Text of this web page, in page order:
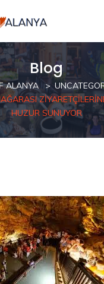
Blog
ALANYA
HUZUR SUNUYOR